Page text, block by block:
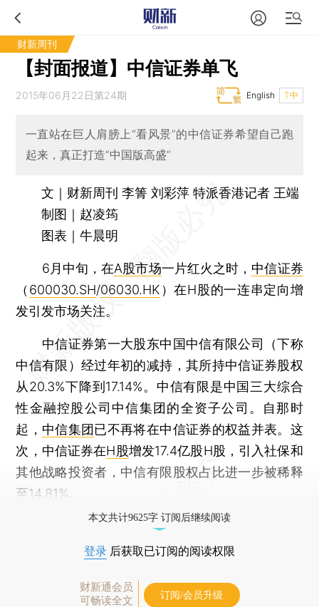
财新周刊
【封面报道】中信证券单飞
2015年06月22日第24期 T中
English
一直站在巨人肩膀上“看风景”的中信证券希望自己跑
起来，真正打造“中国版高盛”
文｜财新周刊 李箐 刘彩萍 特派香港记者 王端
制图｜赵凌筠
图表｜牛晨明
6月中旬，在A股市场一片红火之时， 中信证券
（ 600030.SH/06030.HK ）在H股的一连串定向增
发引发市场关注。
中信证券第一大股东中国中信有限公司（下称
中信有限）经过年初的减持，其所持中信证券股权
从20.3%下降到17.14%。中信有限是中国三大综合
性金融控股公司中信集团的全资子公司。自那时
起， 中信集团已不再将在中信证券的权益并表。这
次，中信证券在H股增发17.4亿股H股，引入社保和
其他战略投资者，中信有限股权占比进一步被稀释
至14.81%。
本文共计9625字 订阅后继续阅读
登录 后获取已订阅的阅读权限
财新通会员
可畅读全文
订阅/会员升级